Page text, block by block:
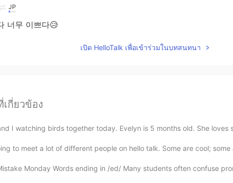
JP
너무 이쁘다😥
เปิด HelloTalk เพื่อเข้าร่วมในบทสนทนา
เกี่ยวข้อง
I watching birds together today. Evelyn is 5 months old. She loves
to meet a lot of different people on hello talk. Some are cool; some
Monday Words ending in /ed/ Many students often confuse